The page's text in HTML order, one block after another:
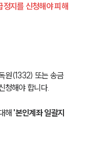
정지를 신청해야 피해
원(1332) 또는 송금
청해야 합니다.
해 '본인계좌 일괄지